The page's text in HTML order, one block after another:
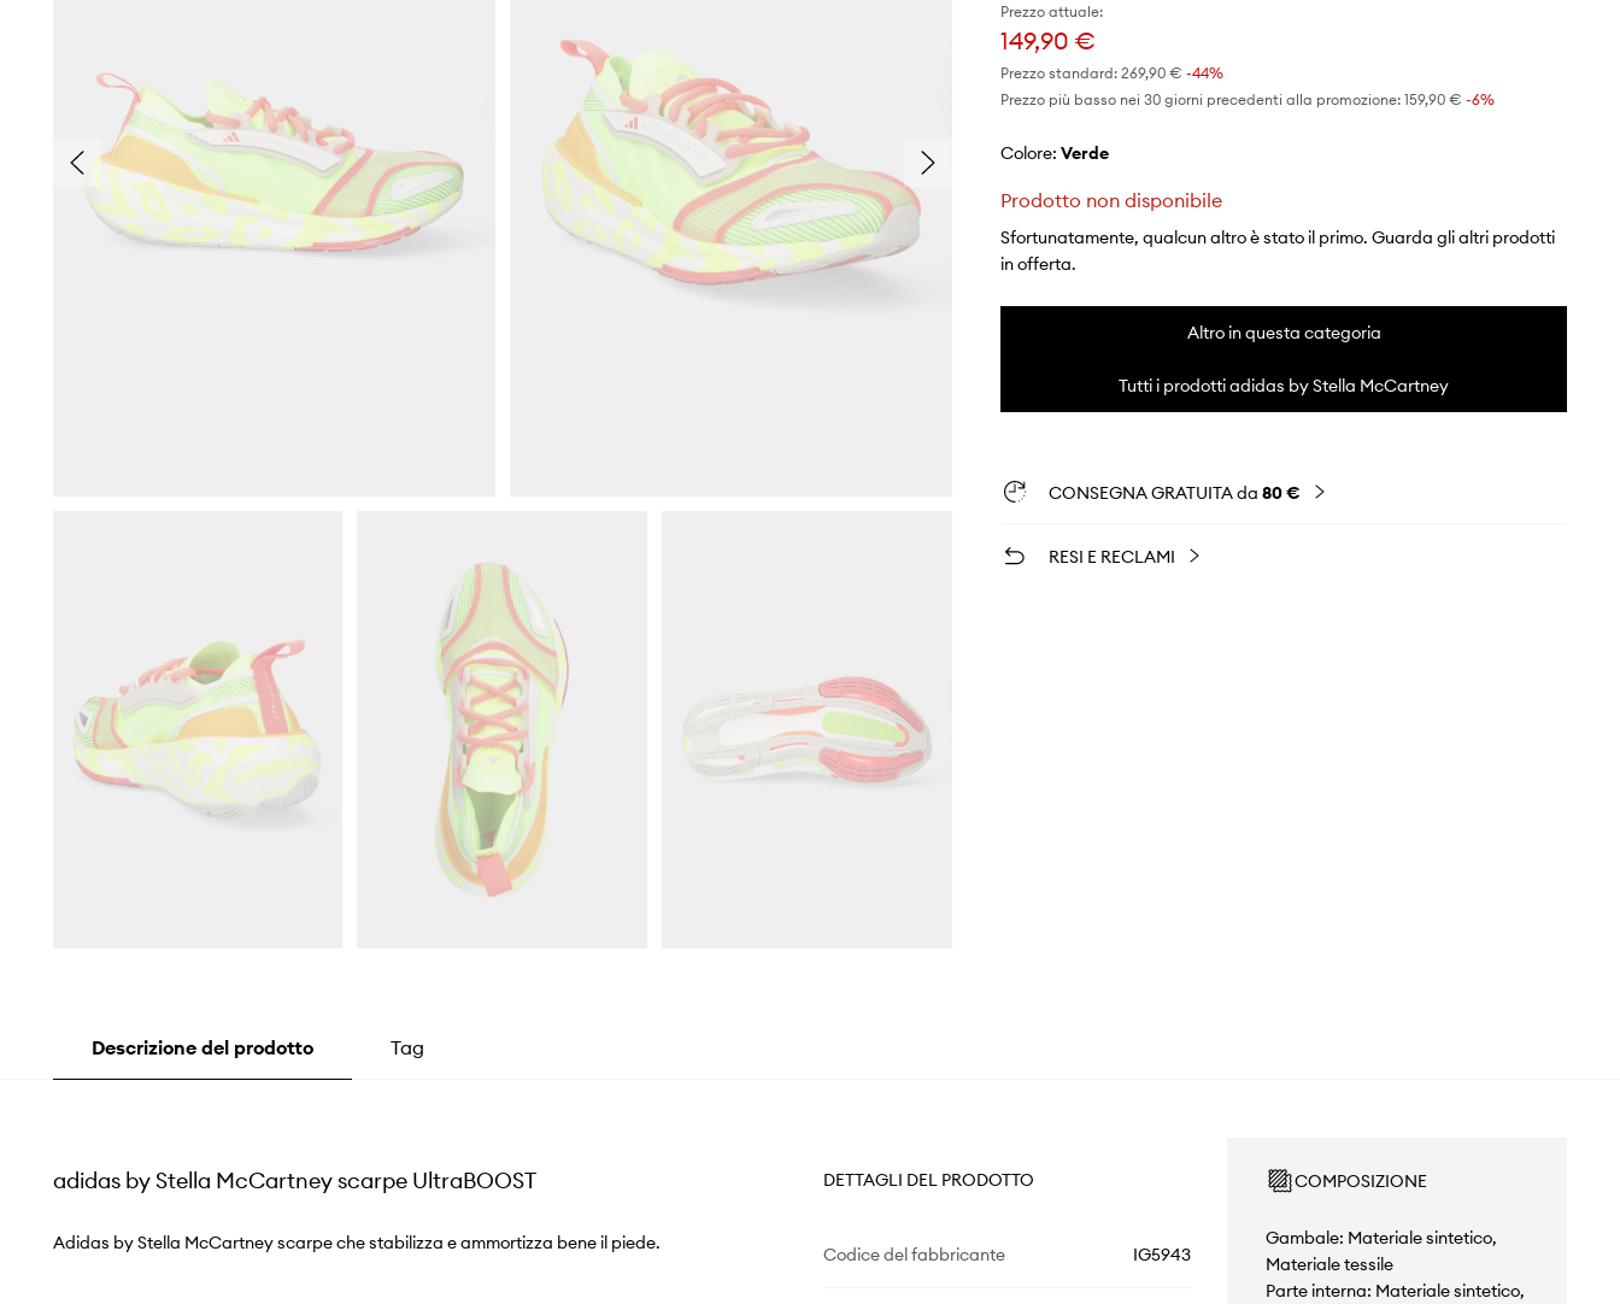
Prezzo attuale:
149,90 €
Prezzo standard: 269,90 € -44%
Prezzo più basso nei 30 giorni precedenti alla promozione: 159,90 € -6%
Colore: verde
Prodotto non disponibile
Sfortunatamente, qualcun altro è stato il primo. Guarda gli altri prodotti
in offerta.
Altro in questa categoria
Tutti i prodotti adidas by Stella McCartney
CONSEGNA GRATUITA da 80 €
RESI E RECLAMI
Descrizione del prodotto Tag
adidas by Stella McCartney scarpe UltraBOOST
Adidas by Stella McCartney scarpe che stabilizza e ammortizza bene il piede.
DETTAGLI DEL PRODOTTO
Codice del fabbricante IG5943
COMPOSIZIONE
Gambale: Materiale sintetico,
Materiale tessile
Parte interna: Materiale sintetico,